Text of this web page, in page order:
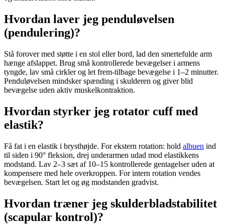
Hvordan laver jeg penduløvelsen
(pendulering)?
Stå forover med støtte i en stol eller bord, lad den smertefulde arm
hænge afslappet. Brug små kontrollerede bevægelser i armens
tyngde, lav små cirkler og let frem-tilbage bevægelse i 1–2 minutter.
Penduløvelsen mindsker spænding i skulderen og giver blid
bevægelse uden aktiv muskelkontraktion.
Hvordan styrker jeg rotator cuff med
elastik?
Få fat i en elastik i brysthøjde. For ekstern rotation: hold albuen ind
til siden i 90° fleksion, drej underarmen udad mod elastikkens
modstand. Lav 2–3 sæt af 10–15 kontrollerede gentagelser uden at
kompensere med hele overkroppen. For intern rotation vendes
bevægelsen. Start let og øg modstanden gradvist.
Hvordan træner jeg skulderbladstabilitet
(scapular kontrol)?